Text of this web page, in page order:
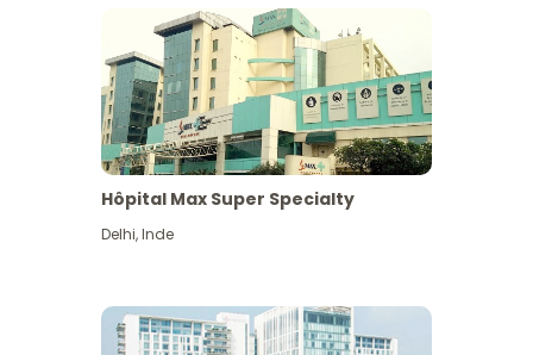
Hôpital Max Super Specialty
Delhi,Inde